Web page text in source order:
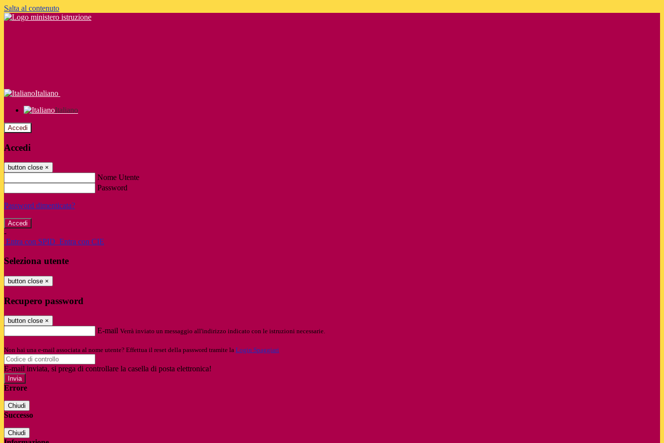
Salta al contenuto
Italiano
Italiano
Accedi
Accedi
button close ×
Nome Utente
Password
Password dimenticata?
-
Entra con SPID Entra con CIE
Seleziona utente
button close ×
Recupero password
button close ×
E-mail Verrà inviato un messaggio all'indirizzo indicato con le istruzioni necessarie.
Non hai una e-mail associata al nome utente? Effettua il reset della password tramite la Login Spaggiari
E-mail inviata, si prega di controllare la casella di posta elettronica!
Errore
Chiudi
Successo
Chiudi